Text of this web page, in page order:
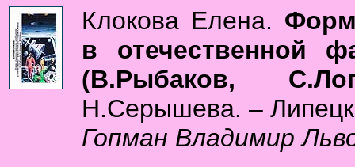
Клокова Елена.
в отечественной
(В.Рыбаков,
Н.Серышева. –
Гопман Владимир